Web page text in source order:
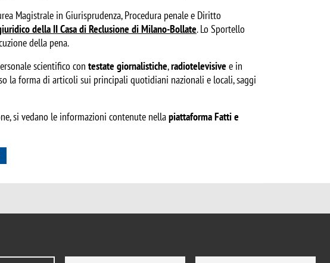
Magistrale in Giurisprudenza, Procedura penale e Diritto
della II Casa di Reclusione di Milano-Bollate. Lo Sportello
della pena.
scientifico con testate giornalistiche,radiotelevisive e in
la forma di articoli sui principali quotidiani nazionali e locali, saggi
si vedano le informazioni contenute nellapiattaforma Fatti e